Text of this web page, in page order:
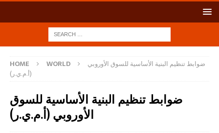
HOME WORLD
ضوابط تنظيم البنية الأساسية للسوق الأوروبي
(أ.م.ي.ر)
ضوابط تنظيم البنية الأساسية للسوق
الأوروبي (أ.م.ي.ر)